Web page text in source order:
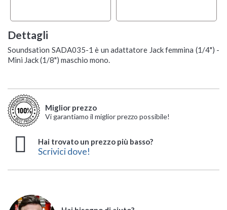
Dettagli
Soundsation SADA035-1 è un adattatore Jack femmina (1/4") -
Mini Jack (1/8") maschio mono.
Miglior prezzo
Vi garantiamo il miglior prezzo possibile!
Hai trovato un prezzo più basso?
Scrivici dove!